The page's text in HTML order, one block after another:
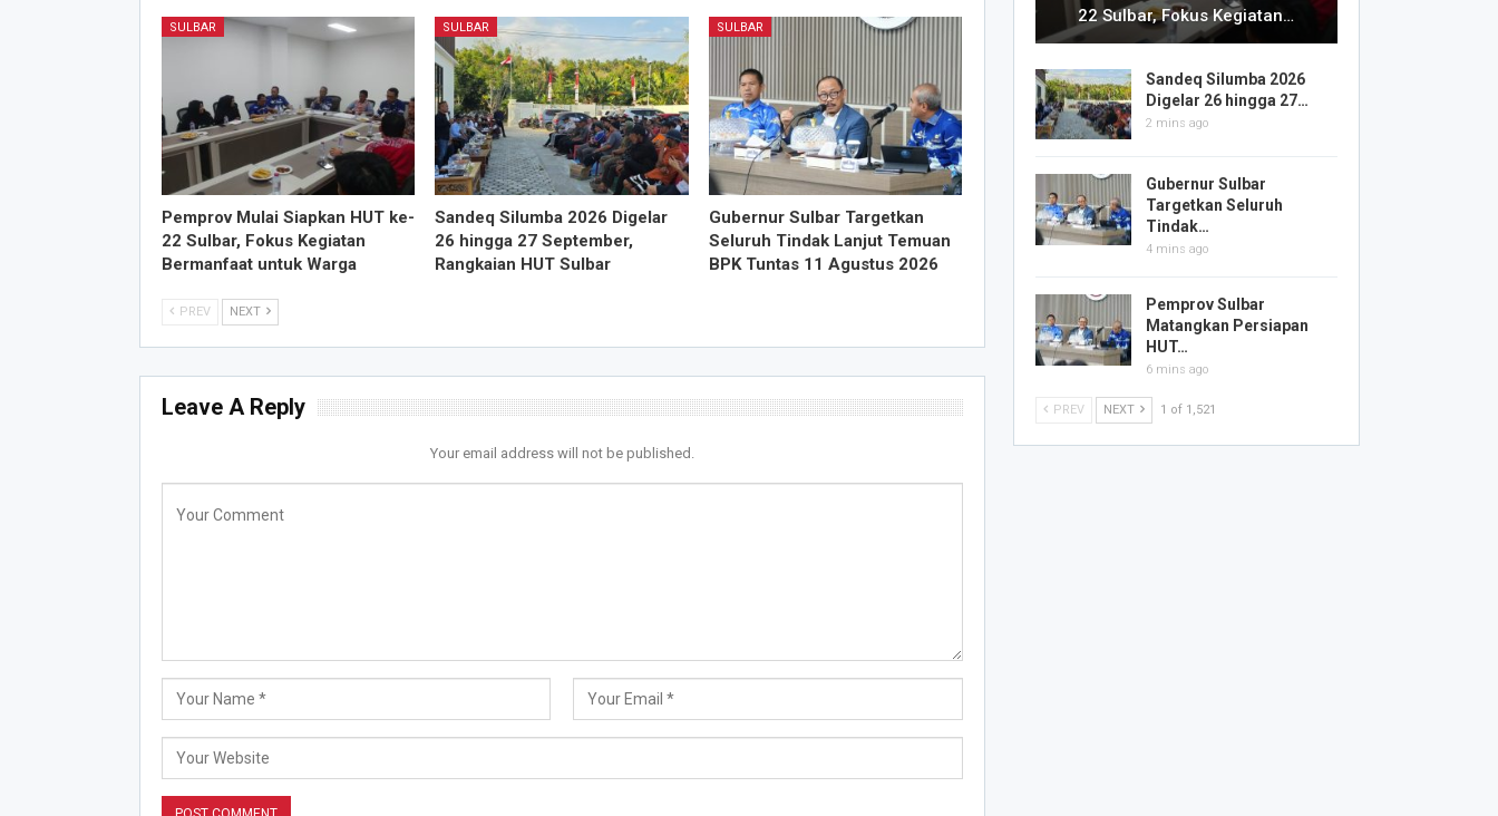
SULBAR
Pemprov Mulai Siapkan HUT ke-
22 Sulbar, Fokus Kegiatan
Bermanfaat untuk Warga
SULBAR
Sandeq Silumba 2026 Digelar
26 hingga 27 September,
Rangkaian HUT Sulbar
SULBAR
Gubernur Sulbar Targetkan
Seluruh Tindak Lanjut Temuan
BPK Tuntas 11 Agustus 2026
PREV NEXT
Leave A Reply
Your email address will not be published.
22 Sulbar, Fokus Kegiatan…
Sandeq Silumba 2026
Digelar 26 hingga 27…
2 mins ago
Gubernur Sulbar
Targetkan Seluruh
Tindak…
4 mins ago
Pemprov Sulbar
Matangkan Persiapan
HUT…
6 mins ago
PREV NEXT 1 of 1,521